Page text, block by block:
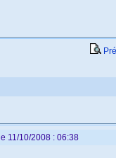
le 11/10/2008 : 06:38